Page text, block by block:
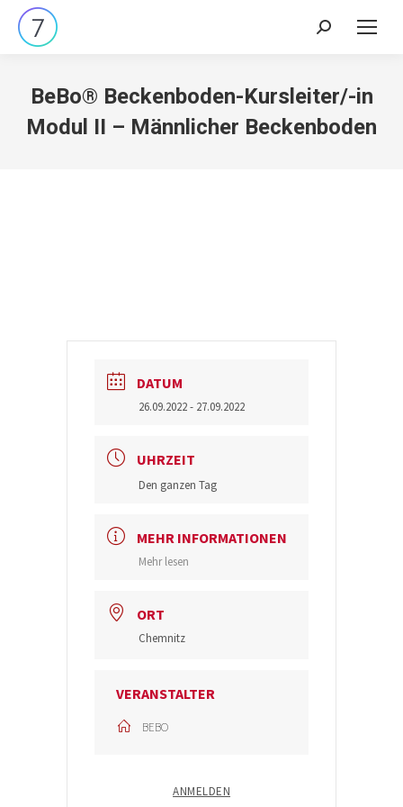
Search:
BeBo® Beckenboden-Kursleiter/-in
Modul II – Männlicher Beckenboden
DATUM
26.09.2022- 27.09.2022
UHRZEIT
Den ganzen Tag
MEHR INFORMATIONEN
Mehr lesen
ORT
Chemnitz
VERANSTALTER
BEBO
ANMELDEN